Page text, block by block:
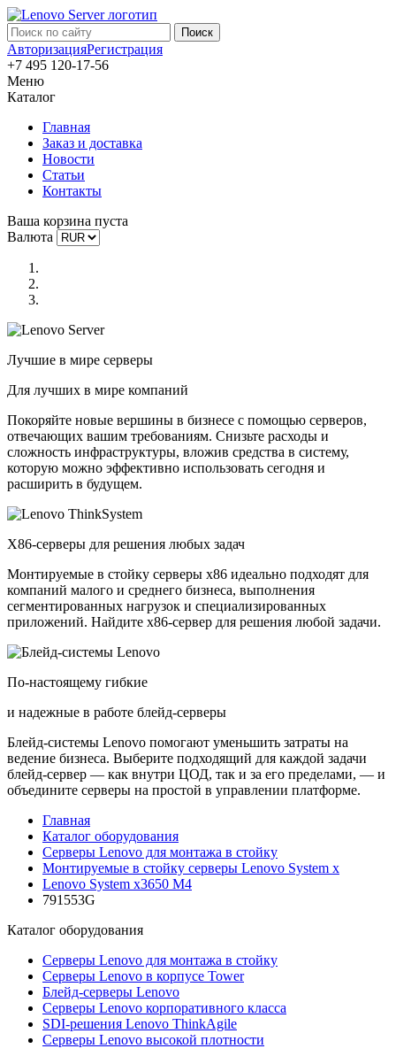
АвторизацияРегистрация
+7 495 120-17-56
Меню
Каталог
Главная
Заказ и доставка
Новости
Статьи
Контакты
Ваша корзина пуста
Валюта
Лучшие в мире серверы
Для лучших в мире компаний
Покоряйте новые вершины в бизнесе с помощью серверов,
отвечающих вашим требованиям. Снизьте расходы и
сложность инфраструктуры, вложив средства в систему,
которую можно эффективно использовать сегодня и
расширить в будущем.
X86-серверы для решения любых задач
Монтируемые в стойку серверы x86 идеально подходят для
компаний малого и среднего бизнеса, выполнения
сегментированных нагрузок и специализированных
приложений. Найдите x86-сервер для решения любой задачи.
По-настоящему гибкие
и надежные в работе блейд-серверы
Блейд-системы Lenovo помогают уменьшить затраты на
ведение бизнеса. Выберите подходящий для каждой задачи
блейд-сервер — как внутри ЦОД, так и за его пределами, — и
объедините серверы на простой в управлении платформе.
Главная
Каталог оборудования
Серверы Lenovo для монтажа в стойку
Монтируемые в стойку серверы Lenovo System x
Lenovo System x3650 M4
791553G
Каталог оборудования
Серверы Lenovo для монтажа в стойку
Серверы Lenovo в корпусе Tower
Блейд-серверы Lenovo
Cерверы Lenovo корпоративного класса
SDI-решения Lenovo ThinkAgile
Серверы Lenovo высокой плотности